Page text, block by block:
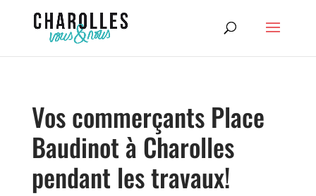
Vos commerçants Place
Baudinot à Charolles
pendant les travaux!